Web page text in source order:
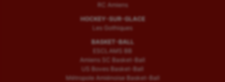
RC Amiens
HOCKEY-SUR-GLACE
Les Gothiques
BASKET-BALL
ESCLAMS BB
Amiens SC Basket-Ball
US Boves Basket-Ball
Métropole Amiénoise Basket-Ball